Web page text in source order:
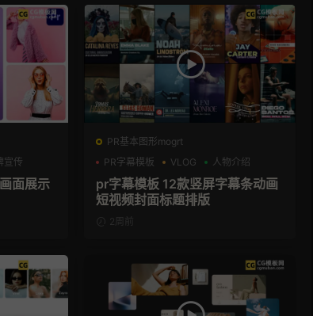
宣传
面展示
PR基本图形mogrt
PR字幕模板
VLOG 人物介绍
pr字幕模板 12款竖屏字幕条动画
短视频封面标题排版
2周前